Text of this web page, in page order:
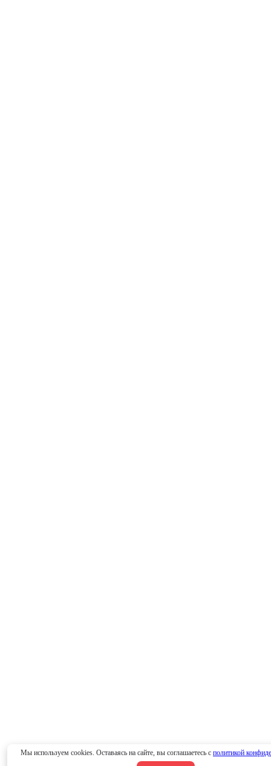
Мы используем cookies. Оставаясь на сайте, вы соглашаетесь с политикой